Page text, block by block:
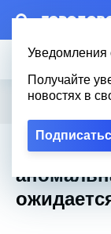
Уведомления
Получайте
новостях в
Новости
Городовой Полезное
После